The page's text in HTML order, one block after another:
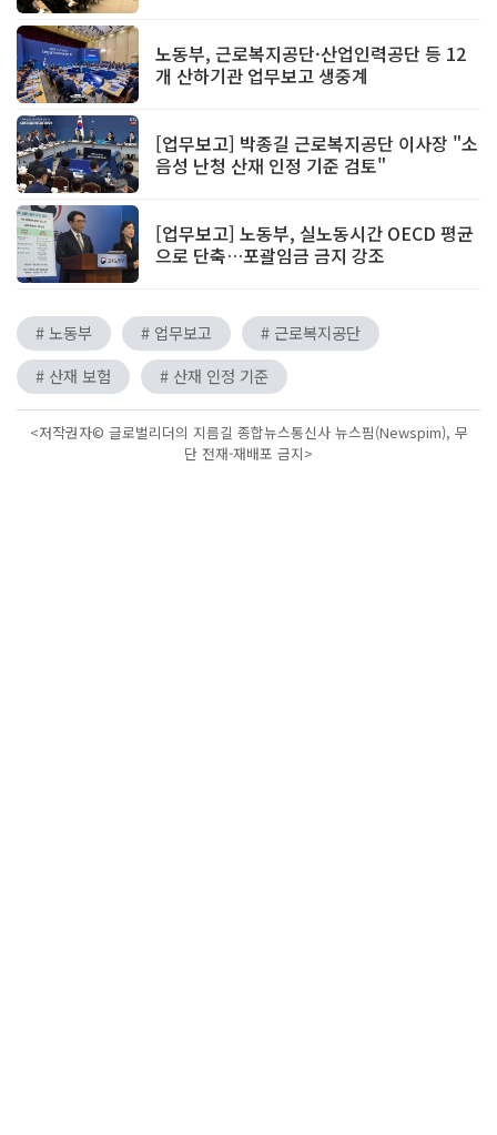
노동부, 근로복지공단·산업인력공단 등 12
개 산하기관 업무보고 생중계
[업무보고] 박종길 근로복지공단 이사장 "소
음성 난청 산재 인정 기준 검토"
[업무보고] 노동부, 실노동시간 OECD 평균
으로 단축…포괄임금 금지 강조
# 노동부 # 업무보고
# 근로복지공단
# 산재 보험
# 산재 인정 기준
<저작권자© 글로벌리더의 지름길 종합뉴스통신사 뉴스핌(Newspim), 무
단 전재-재배포 금지>